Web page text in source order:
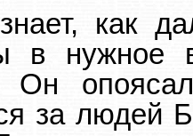
как
в нужное
Он
за людей